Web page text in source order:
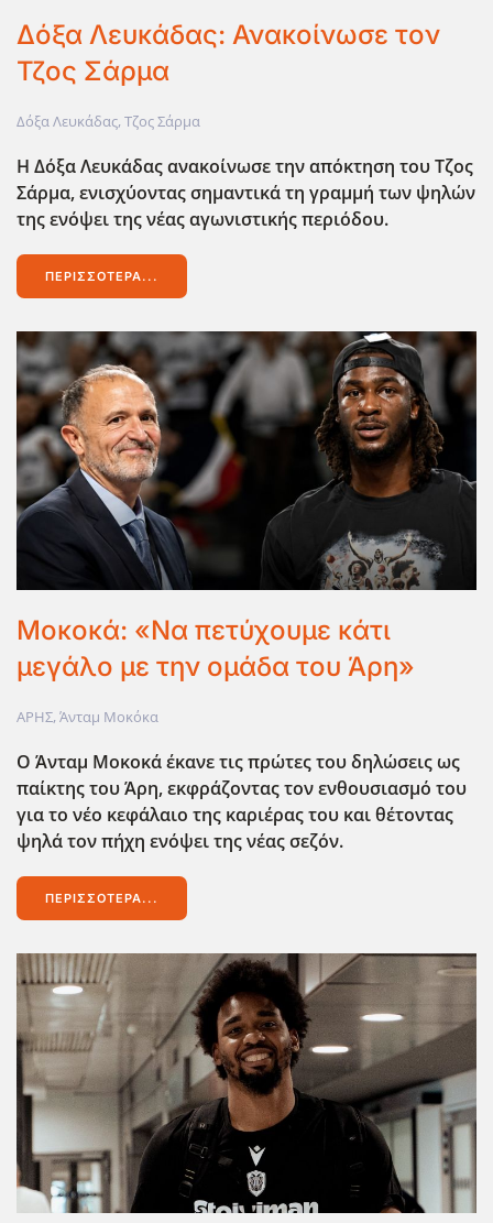
Δόξα Λευκάδας: Ανακοίνωσε τον
Τζος Σάρμα
Δόξα Λευκάδας,Τζος Σάρμα
Η Δόξα Λευκάδας ανακοίνωσε την απόκτηση του Τζος
Σάρμα, ενισχύοντας σημαντικά τη γραμμή των ψηλών
της ενόψει της νέας αγωνιστικής περιόδου.
ΠΕΡΙΣΣΌΤΕΡΑ...
Μοκοκά: «Να πετύχουμε κάτι
μεγάλο με την ομάδα του Άρη»
ΑΡΗΣ,Άνταμ Μοκόκα
Ο Άνταμ Μοκοκά έκανε τις πρώτες του δηλώσεις ως
παίκτης του Άρη, εκφράζοντας τον ενθουσιασμό του
για το νέο κεφάλαιο της καριέρας του και θέτοντας
ψηλά τον πήχη ενόψει της νέας σεζόν.
ΠΕΡΙΣΣΌΤΕΡΑ...